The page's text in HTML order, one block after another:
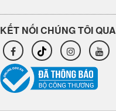
KẾT NỐI CHÚNG TÔI QUA